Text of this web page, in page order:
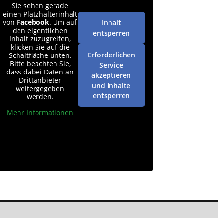
Sie sehen gerade
einen Platzhalterinhalt
von Facebook. Um auf
den eigentlichen
Inhalt zuzugreifen,
klicken Sie auf die
Schaltfläche unten.
Bitte beachten Sie,
dass dabei Daten an
Drittanbieter
weitergegeben
werden.
Mehr Informationen
Inhalt
entsperren
Erforderlichen
Service
akzeptieren
und Inhalte
entsperren